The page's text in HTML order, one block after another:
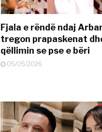
Fjala e rëndë ndaj
tregon prapaskenat
qëllimin se pse e bëri
05/05/2026